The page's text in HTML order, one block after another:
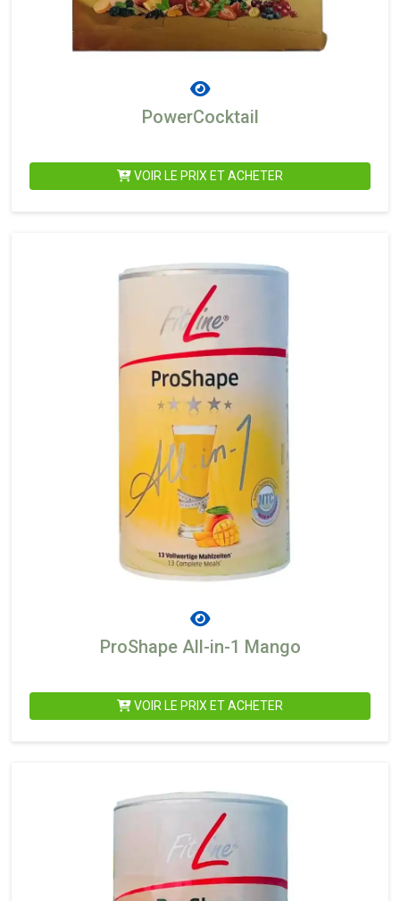
PowerCocktail
VOIR LE PRIX ET ACHETER
ProShape All-in-1 Mango
VOIR LE PRIX ET ACHETER